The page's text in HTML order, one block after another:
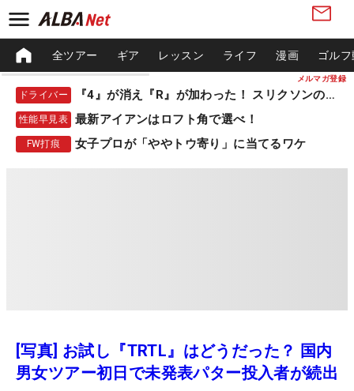
メルマガ登録
全ツアー ギア レッスン ライフ 漫画 ゴル
ドライバー 『4』が消え『R』が加わった！ スリクソンの新作
性能早見表 最新アイアンはロフト角で選べ！
FW打痕 女子プロが「ややトウ寄り」に当てるワケ
[写真] お試し『TRTL』はどうだった？ 国内
男女ツアー初日で未発表パター投入者が続出